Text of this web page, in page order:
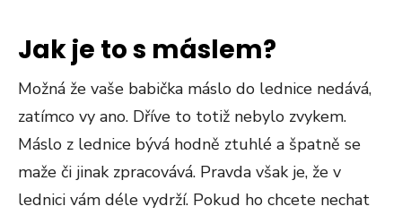
Jak je to s máslem?
Možná že vaše babička máslo do lednice nedává,
zatímco vy ano. Dříve to totiž nebylo zvykem.
Máslo z lednice bývá hodně ztuhlé a špatně se
maže či jinak zpracovává. Pravda však je, že v
lednici vám déle vydrží. Pokud ho chcete nechat